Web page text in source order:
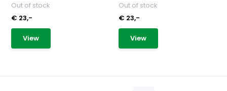
Out of stock
€ 23,-
View
Out of stock
€ 23,-
View